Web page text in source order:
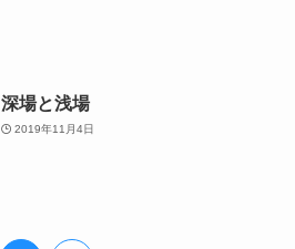
深場と浅場
2019年11月4日